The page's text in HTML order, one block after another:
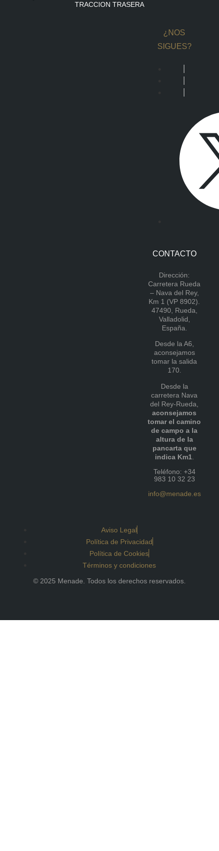
TRACCION TRASERA
¿NOS
SIGUES?
CONTACTO
Dirección:
Carretera Rueda
– Nava del Rey,
Km 1 (VP 8902).
47490, Rueda,
Valladolid,
España.
Desde la A6,
aconsejamos
tomar la salida
170.
Desde la
carretera Nava
del Rey-Rueda,
aconsejamos
tomar el camino
de campo a la
altura de la
pancarta que
indica Km1
Teléfono: +34
983 10 32 23
info@menade.es
Aviso Legal
Política de Privacidad
Política de Cookies
Términos y condiciones
© 2025 Menade. Todos los derechos reservados.